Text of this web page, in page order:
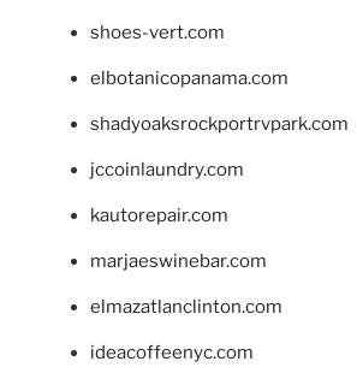
shoes-vert.com
elbotanicopanama.com
shadyoaksrockportrvpark.com
jccoinlaundry.com
kautorepair.com
marjaeswinebar.com
elmazatlanclinton.com
ideacoffeenyc.com